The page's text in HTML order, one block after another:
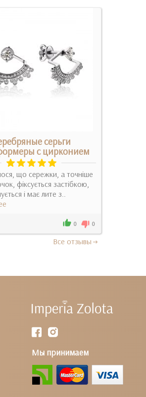
серьги
с цирконием
що сережки, а точніше
фіксується застібкою,
і має лите з..
0 0
Все отзывы
Мы принимаем